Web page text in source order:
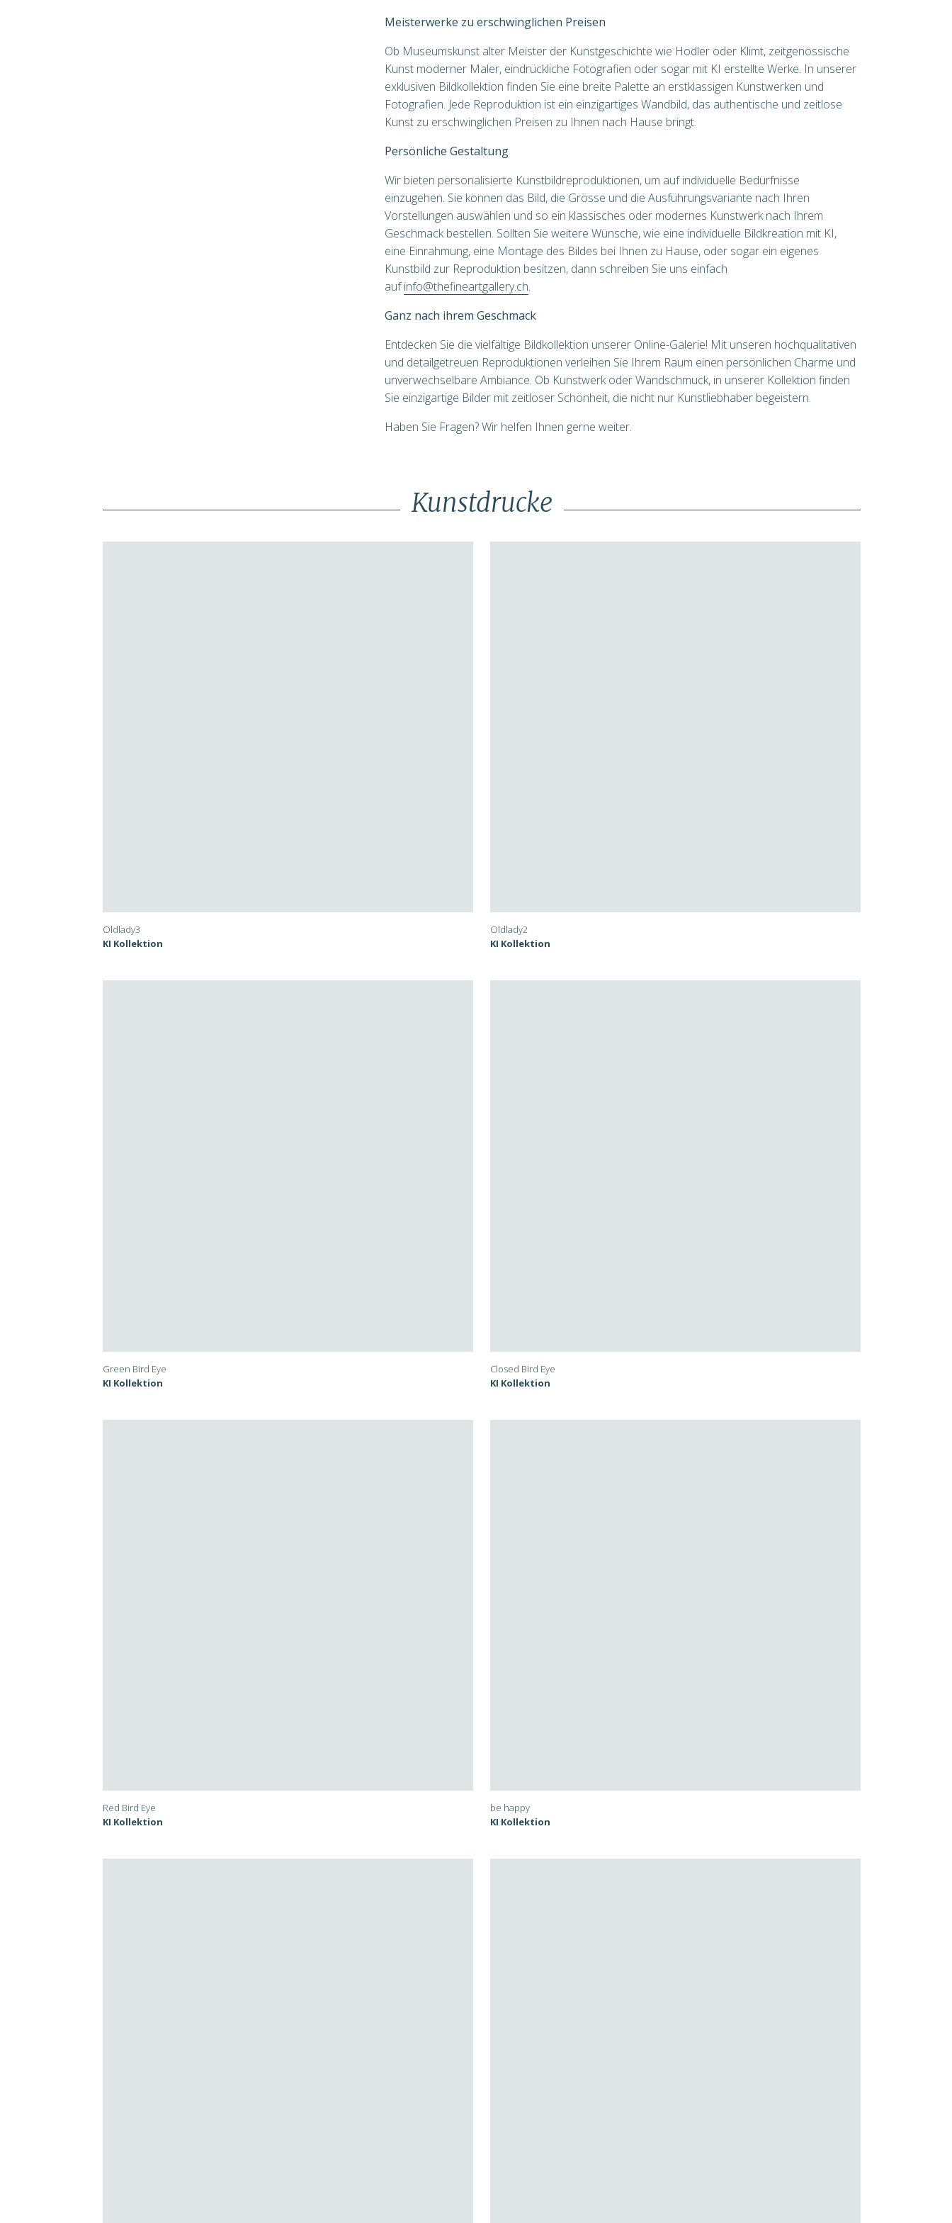
Meisterwerke zu erschwinglichen Preisen
Ob Museumskunst alter Meister der Kunstgeschichte wie Hodler oder Klimt, zeitgenössische
Kunst moderner Maler, eindrückliche Fotografien oder sogar mit KI erstellte Werke. In unserer
exklusiven Bildkollektion finden Sie eine breite Palette an erstklassigen Kunstwerken und
Fotografien. Jede Reproduktion ist ein einzigartiges Wandbild, das authentische und zeitlose
Kunst zu erschwinglichen Preisen zu Ihnen nach Hause bringt.
Persönliche Gestaltung
Wir bieten personalisierte Kunstbildreproduktionen, um auf individuelle Bedürfnisse
einzugehen. Sie können das Bild, die Grösse und die Ausführungsvariante nach Ihren
Vorstellungen auswählen und so ein klassisches oder modernes Kunstwerk nach Ihrem
Geschmack bestellen. Sollten Sie weitere Wünsche, wie eine individuelle Bildkreation mit KI,
eine Einrahmung, eine Montage des Bildes bei Ihnen zu Hause, oder sogar ein eigenes
Kunstbild zur Reproduktion besitzen, dann schreiben Sie uns einfach
aufinfo@thefineartgallery.ch.
Ganz nach ihrem Geschmack
Entdecken Sie die vielfältige Bildkollektion unserer Online-Galerie! Mit unseren hochqualitativen
und detailgetreuen Reproduktionen verleihen Sie Ihrem Raum einen persönlichen Charme und
unverwechselbare Ambiance. Ob Kunstwerk oder Wandschmuck, in unserer Kollektion finden
Sie einzigartige Bilder mit zeitloser Schönheit, die nicht nur Kunstliebhaber begeistern.
Haben Sie Fragen? Wir helfen Ihnen gerne weiter.
Kunstdrucke
Oldlady3
KI Kollektion
Oldlady2
KI Kollektion
Green Bird Eye
KI Kollektion
Closed Bird Eye
KI Kollektion
Red Bird Eye
KI Kollektion
be happy
KI Kollektion